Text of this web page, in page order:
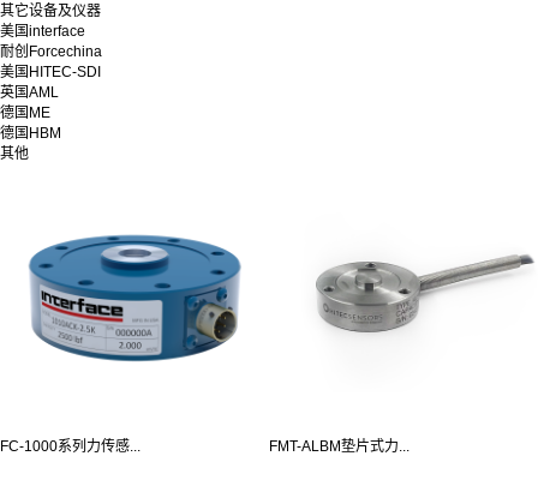
其它设备及仪器
美国interface
耐创Forcechina
美国HITEC-SDI
英国AML
德国ME
德国HBM
其他
FC-1000系列力传感... FMT-ALBM垫片式力...